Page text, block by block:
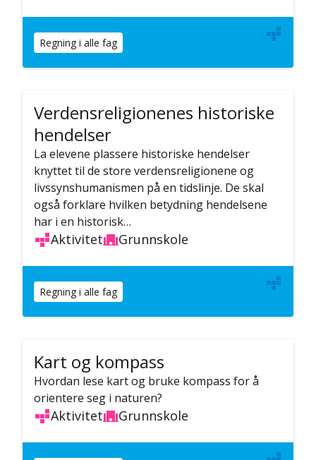
Regning i alle fag
Verdensreligionenes historiske
hendelser
La elevene plassere historiske hendelser
knyttet til de store verdensreligionene og
livssynshumanismen på en tidslinje. De skal
også forklare hvilken betydning hendelsene
har i en historisk…
Aktivitet Grunnskole
Regning i alle fag
Kart og kompass
Hvordan lese kart og bruke kompass for å
orientere seg i naturen?
Aktivitet Grunnskole